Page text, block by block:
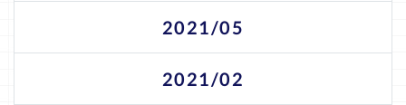
2021/05
2021/02